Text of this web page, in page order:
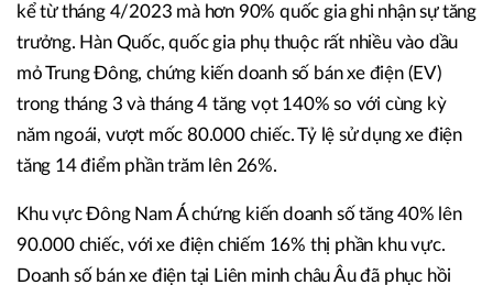
kể từ tháng 4/2023 mà hơn 90% quốc gia ghi nhận sự tăng
trưởng. Hàn Quốc, quốc gia phụ thuộc rất nhiều vào dầu
mỏ Trung Đông, chứng kiến doanh số bán xe điện (EV)
trong tháng 3 và tháng 4 tăng vọt 140% so với cùng kỳ
năm ngoái, vượt mốc 80.000 chiếc. Tỷ lệ sử dụng xe điện
tăng 14 điểm phần trăm lên 26%.
Khu vực Đông Nam Á chứng kiến doanh số tăng 40% lên
90.000 chiếc, với xe điện chiếm 16% thị phần khu vực.
Doanh số bán xe điện tại Liên minh châu Âu đã phục hồi